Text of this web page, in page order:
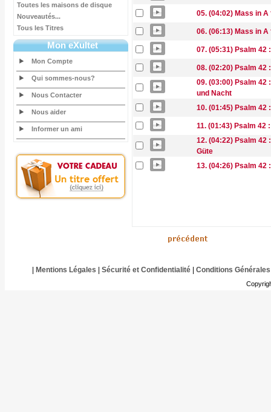
Toutes les maisons de disque
Nouveautés...
Tous les Titres
Mon eXultet
Mon Compte
Qui sommes-nous?
Nous Contacter
Nous aider
Informer un ami
05. (04:02) Mass in
06. (06:13) Mass in
07. (05:31) Psalm
08. (02:20) Psalm 42
09. (03:00) Psalm 42
und Nacht
10. (01:45) Psalm 42
11. (01:43) Psalm 42
12. (04:22) Psalm 42
Güte
13. (04:26) Psalm 42
Mentions Légales Sécurité et Confidentialité| Conditions Générales